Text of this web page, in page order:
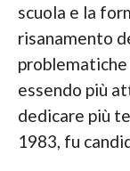
scuola e la
risanamento
essendo più
dedicare più
1983, fu